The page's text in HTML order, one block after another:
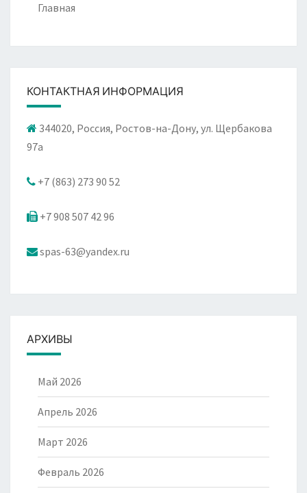
Главная
КОНТАКТНАЯ ИНФОРМАЦИЯ
344020, Россия, Ростов-на-Дону, ул. Щербакова
97а
+7 (863) 273 90 52
+7 908 507 42 96
spas-63@yandex.ru
АРХИВЫ
Май 2026
Апрель 2026
Март 2026
Февраль 2026